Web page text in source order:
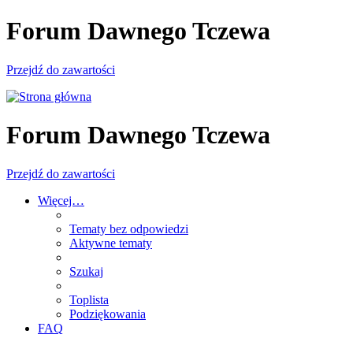
Forum Dawnego Tczewa
Przejdź do zawartości
Forum Dawnego Tczewa
Przejdź do zawartości
Więcej…
Tematy bez odpowiedzi
Aktywne tematy
Szukaj
Toplista
Podziękowania
FAQ